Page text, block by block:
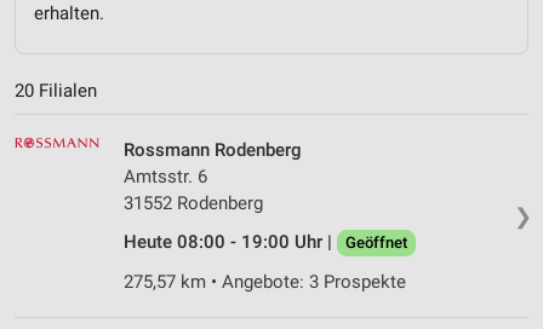
erhalten.
20 Filialen
❯
Rossmann Rodenberg
Amtsstr. 6
31552 Rodenberg
Heute 08:00 - 19:00 Uhr |
Geöffnet
275,57 km • Angebote: 3 Prospekte